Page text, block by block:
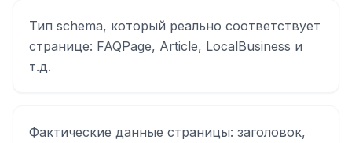
Тип schema, который реально соответствует
странице: FAQPage, Article, LocalBusiness и
т.д.
Фактические данные страницы: заголовок,